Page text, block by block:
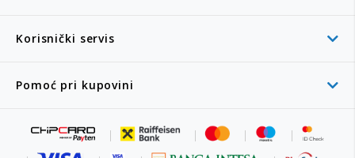
Korisnički servis
Pomoć pri kupovini